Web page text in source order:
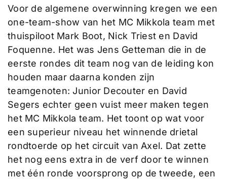
Voor de algemene overwinning kregen we een
one-team-show van het MC Mikkola team met
thuispiloot Mark Boot, Nick Triest en David
Foquenne. Het was Jens Getteman die in de
eerste rondes dit team nog van de leiding kon
houden maar daarna konden zijn
teamgenoten: Junior Decouter en David
Segers echter geen vuist meer maken tegen
het MC Mikkola team. Het toont op wat voor
een superieur niveau het winnende drietal
rondtoerde op het circuit van Axel. Dat zette
het nog eens extra in de verf door te winnen
met één ronde voorsprong op de tweede, een